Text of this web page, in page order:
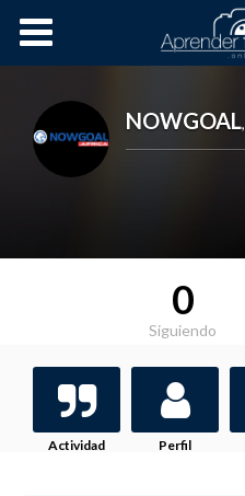
Cursos OnLine
NOWGOAL,
0
Siguiendo
Actividad Perfil